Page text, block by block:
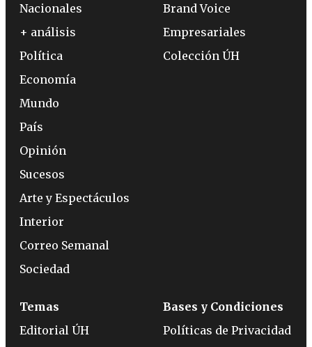
Nacionales
+ análisis
Política
Economía
Mundo
País
Opinión
Sucesos
Arte y Espectáculos
Interior
Correo Semanal
Sociedad
Brand Voice
Empresariales
Colección ÚH
Temas
Editorial ÚH
Bases y Condiciones
Políticas de Privacidad